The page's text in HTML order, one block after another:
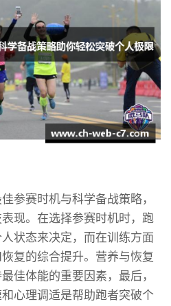
参赛时机与科学备战策略，
现。在选择参赛时机时，跑
状态来决定，而在训练方面
复的综合提升。营养与恢复
佳体能的重要因素，最后，
心理调适是帮助跑者突破个